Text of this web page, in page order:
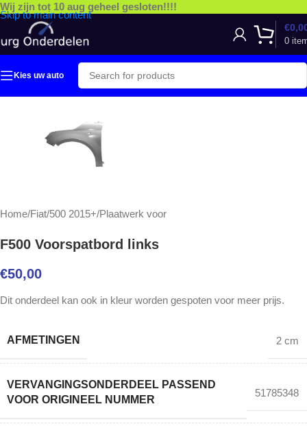
Skip to main content
Wij zijn tot 10 aug geheel gesloten!!!!
0
€
Kies uw auto
Home/Fiat/500 2015+/Plaatwerk voor
F500 Voorspatbord links
€50,00
Dit onderdeel kan ook in kleur worden gespoten voor meer prijs.
AFMETINGEN 2 cm
VERVANGINGSONDERDEEL PASSEND
VOOR ORIGINEEL NUMMER
51785348